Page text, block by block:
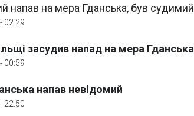
напав на мера Гданська, був судимий
02:29
засудив напад на мера Гданська
00:59
напав невідомий
22:50